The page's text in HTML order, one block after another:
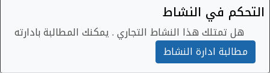
التحكم في النشاط
هل تمتلك هذا النشاط التجاري . يمكنك المطالبة بادارته
مطالبة ادارة النشاط